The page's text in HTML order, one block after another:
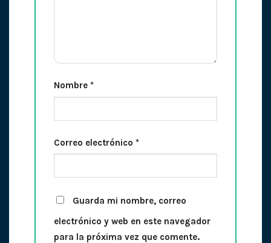
Nombre *
Correo electrónico *
Guarda mi nombre, correo
electrónico y web en este navegador
para la próxima vez que comente.